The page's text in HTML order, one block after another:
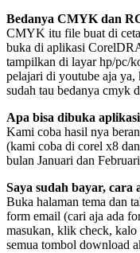
Bedanya CMYK dan
CMYK itu file buat di
buka di aplikasi
tampilkan di layar hp/pc/
pelajari di youtube aja ya,
sudah tau bedanya cmyk
Apa bisa dibuka
Kami coba hasil nya
(kami coba di corel x8
bulan Januari dan
Saya sudah bayar, cara
Buka halaman tema dan
form email (cari aja ada
masukan, klik check, kalo
semua tombol download